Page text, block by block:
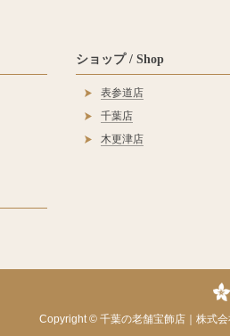
ショップ / Shop
表参道店
千葉店
木更津店
Copyright © 千葉の老舗宝飾店｜株式会